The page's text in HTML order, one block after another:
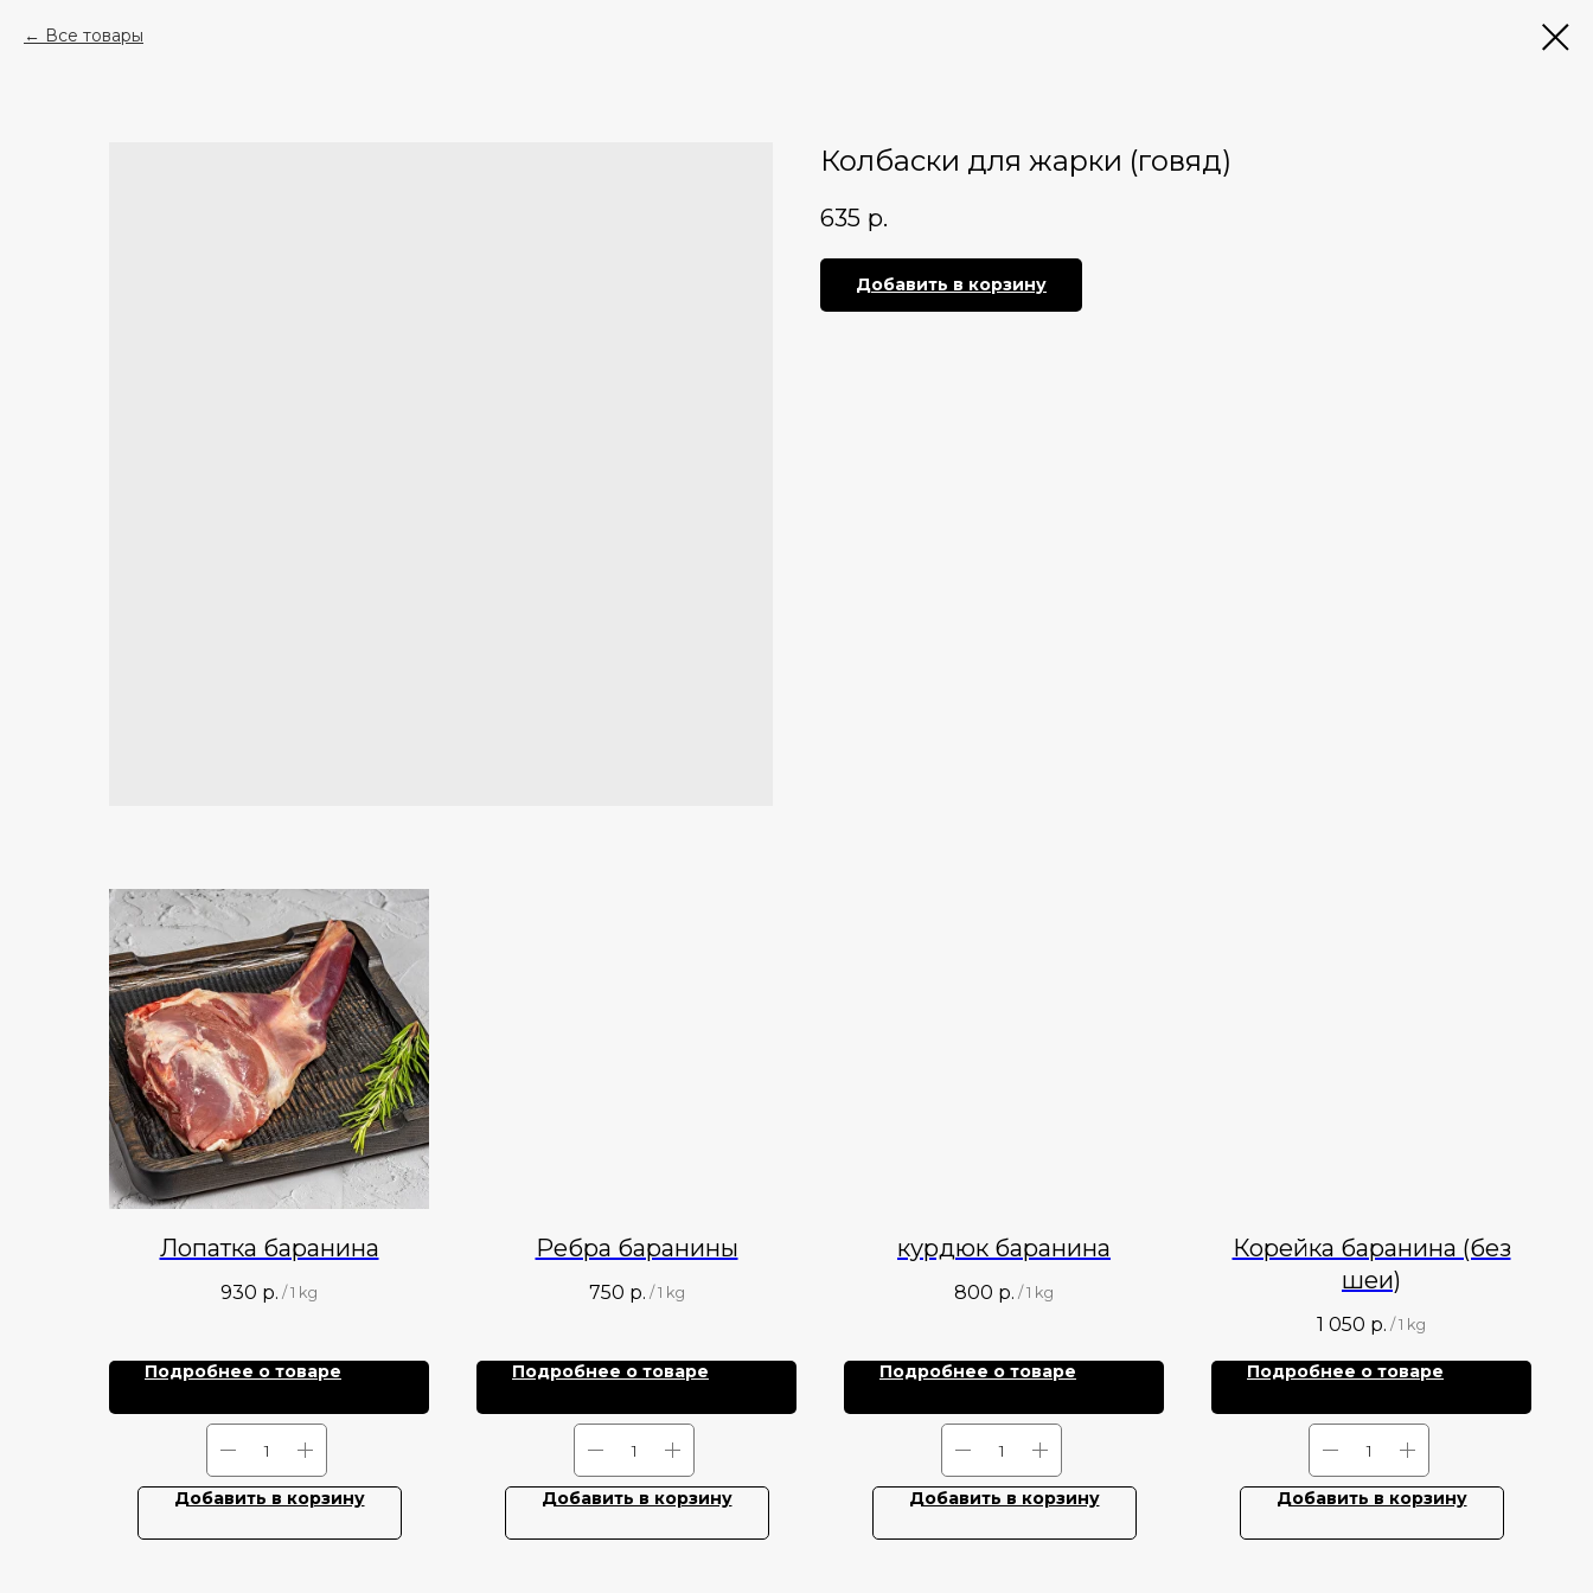
Все товары
Колбаски для жарки (говяд)
635 р.
Добавить в корзину
Лопатка баранина
930 р. / 1 kg
Подробнее о товаре
Добавить в корзину
Ребра баранины
750 р. / 1 kg
Подробнее о товаре
Добавить в корзину
курдюк баранина
800 р. / 1 kg
Подробнее о товаре
Добавить в корзину
Корейка баранина (без
шеи)
1 050 р. / 1 kg
Подробнее о товаре
Добавить в корзину